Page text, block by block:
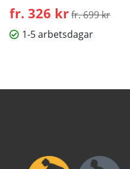
fr. 326 krOrdinarie pris:
fr. 699 kr
1-5 arbetsdagar